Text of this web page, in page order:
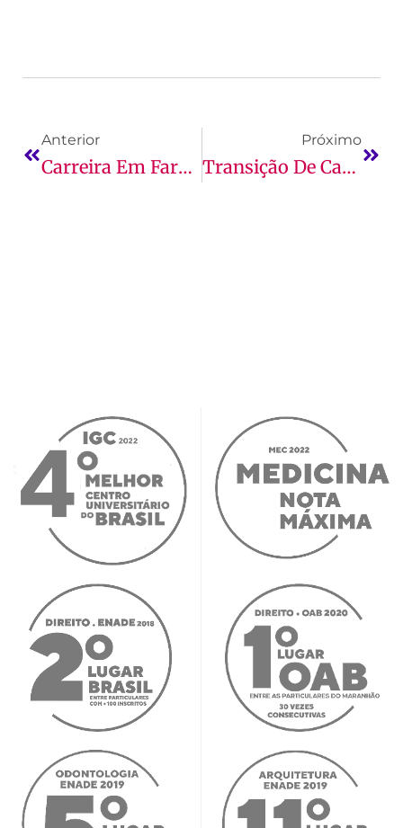
Anterior
Carreira Em Farmácia: Oportunidades De Carreira
Próximo
Transição De Carreira Para TI: Dicas E Estratégias Essenciais